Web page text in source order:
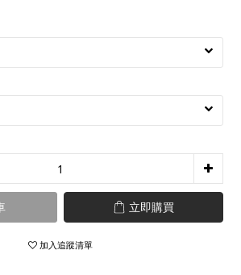
立即購買
加入追蹤清單